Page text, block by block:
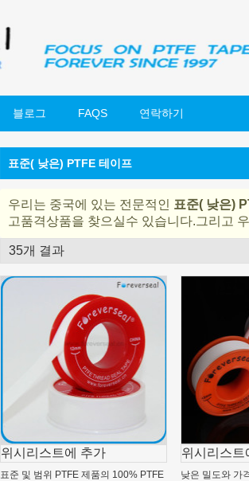
블로그 FAQS 연락하기
표준( 낮은) PTFE 테이프
우리는 중국에 있는 전문적인 표준( 낮은)
고품격상품을 찾으실수 있습니다.그리고
35개 결과
위시리스트에 추가
표준 및 범위 PTFE 제품의 100% PTFE
위시리스트
낮은 밀도와 가